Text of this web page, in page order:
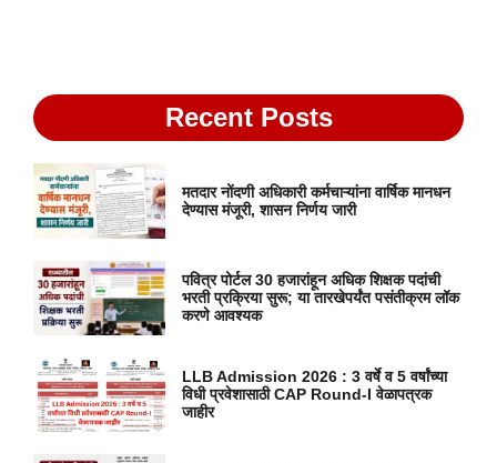
Recent Posts
मतदार नोंदणी अधिकारी कर्मचाऱ्यांना वार्षिक मानधन
देण्यास मंजूरी, शासन निर्णय जारी
पवित्र पोर्टल 30 हजारांहून अधिक शिक्षक पदांची
भरती प्रक्रिया सुरू; या तारखेपर्यंत पसंतीक्रम लॉक
करणे आवश्यक
LLB Admission 2026 : 3 वर्षे व 5 वर्षांच्या
विधी प्रवेशासाठी CAP Round-I वेळापत्रक
जाहीर